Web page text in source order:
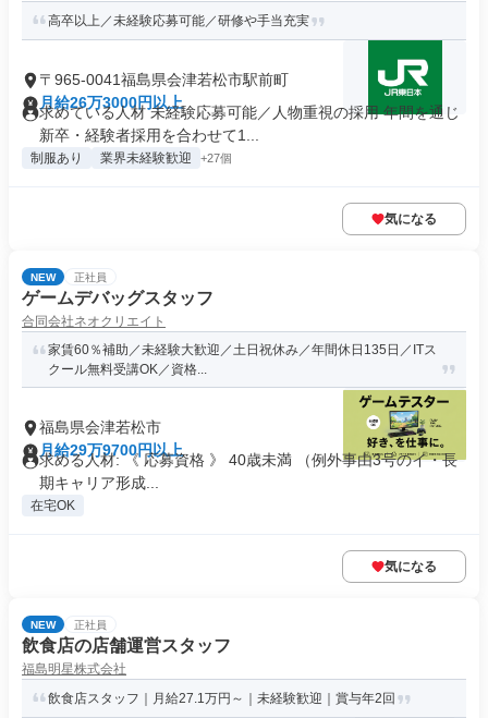
高卒以上／未経験応募可能／研修や手当充実
〒965-0041福島県会津若松市駅前町
月給26万3000円以上
求めている人材 未経験応募可能／人物重視の採用 年間を通じ
新卒・経験者採用を合わせて1...
制服あり 業界未経験歓迎 +27個
気になる
NEW 正社員
ゲームデバッグスタッフ
合同会社ネオクリエイト
家賃60％補助／未経験大歓迎／土日祝休み／年間休日135日／ITス
クール無料受講OK／資格...
福島県会津若松市
月給29万9700円以上
求める人材: 《 応募資格 》 40歳未満 （例外事由3号のイ・長
期キャリア形成...
在宅OK
気になる
NEW 正社員
飲食店の店舗運営スタッフ
福島明星株式会社
飲食店スタッフ｜月給27.1万円～｜未経験歓迎｜賞与年2回